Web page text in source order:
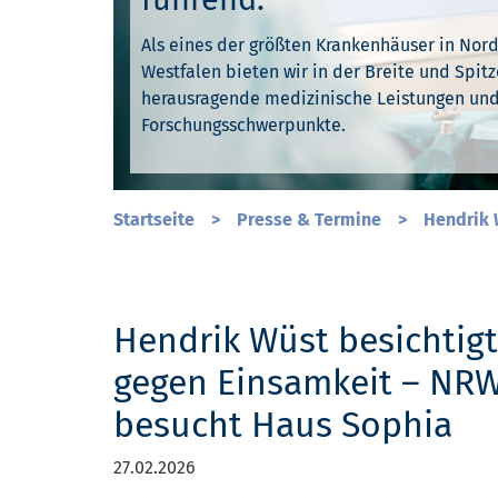
Unser gesamtes Denken und Handeln ist
Werte geprägt. Wir leben Toleranz und
unserer Arbeit – jeden Tag.
Als eines der größten Krankenhäuser in
Westfalen bieten wir in der Breite und
herausragende medizinische Leistungen und
Forschungsschwerpunkte.
Ihre Gesundheit liegt uns am Herzen.
unser Fachwissen und jahrelange Erfahrung
Sie schnell wieder gesund werden.
Startseite > Presse & Termine > Hendrik
Hendrik Wüst
gegen Einsamkeit –
besucht Haus Sophia
27.02.2026